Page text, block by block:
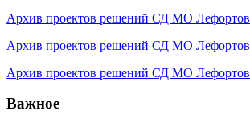
Архив проектов решений СД МО
Архив проектов решений СД МО
Архив проектов решений СД МО
Важное